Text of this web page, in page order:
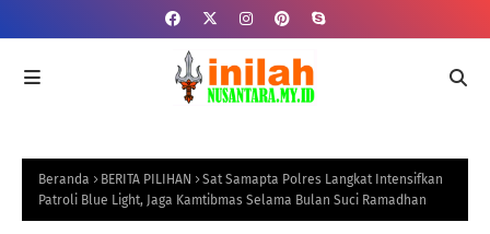
Beranda BERITA PILIHAN
Sat Samapta Polres Langkat Intensifkan
Patroli Blue Light, Jaga Kamtibmas Selama Bulan Suci Ramadhan